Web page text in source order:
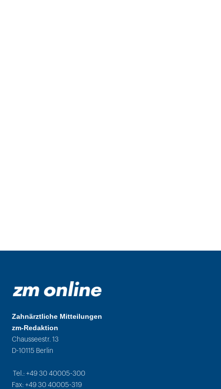
Zahnärztliche Mitteilungen
zm-Redaktion
Chausseestr. 13
D-10115 Berlin
Tel.: +49 30 40005-300
Fax: +49 30 40005-319